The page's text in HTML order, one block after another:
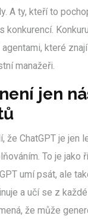
A ty, kteří to
konkurencí.
které
manažeři.
jen
že ChatGPT je jen
To je jako
umí psát, ale
a učí se z
že může